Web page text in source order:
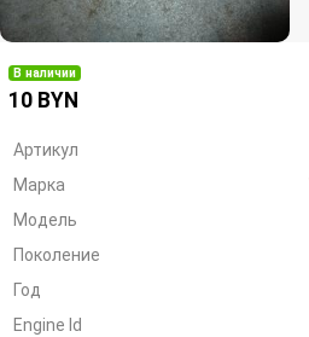
В наличии
10 BYN
Артикул
Марка
Модель
Поколение
Год
Engine Id